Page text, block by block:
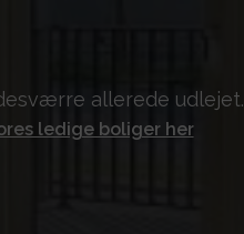
allerede udlejet.
ledige boliger her